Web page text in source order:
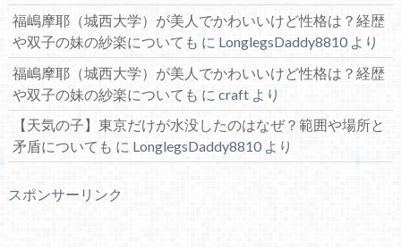
福嶋摩耶（城西大学）が美人でかわいいけど性格は？経歴
や双子の妹の紗楽についても に LonglegsDaddy8810より
福嶋摩耶（城西大学）が美人でかわいいけど性格は？経歴
や双子の妹の紗楽についても に craftより
【天気の子】東京だけが水没したのはなぜ？範囲や場所と
矛盾についても に LonglegsDaddy8810より
スポンサーリンク